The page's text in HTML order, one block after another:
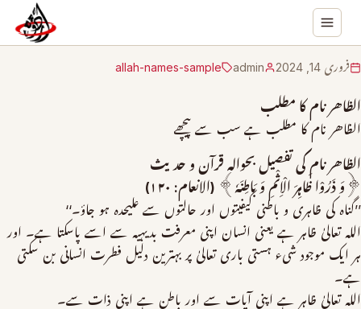
فروری 14, 2024 admin
allah-names-sample
الظاھر نام کا مطلب
الظاھر نام کا مطلب ہے سب سے پیچھے
الظاھر نام کی تفصیل بحوالہ قرآن و حدیث
﴿وَ ذَرُوْا ظَاہِرَ الْاِثْمِ وَ بَاطِنَہٗ﴾ (الانعام: ۱۲۰)
’’گناہ کی ظاہری و باطنی کیفیتوں اور حالتوں سے علیحدہ ہو جاؤ۔‘‘
اللہ تعالیٰ ظاہر ہے یعنی انسان اپنی معرفت بدیہیہ سے اسے پاسکتا ہے۔ اور
ہر ایک موجود شیء ہستی باری تعالیٰ پر بہترین دلیل فطرت انسانی بن سکتی
ہے۔
اللہ تعالیٰ ظاہر ہے اپنی آیات سے اور باطن ہے اپنی ذات سے۔